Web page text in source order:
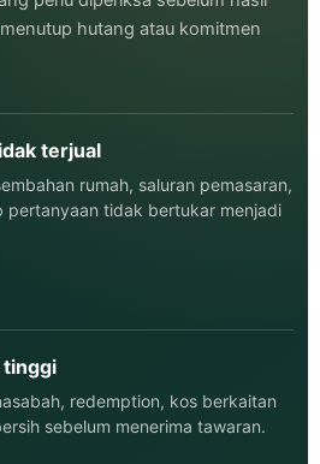
hutang atau komitmen
terjual
rumah, saluran pemasaran,
pertanyaan tidak bertukar menjadi
tinggi
redemption, kos berkaitan
sebelum menerima tawaran.